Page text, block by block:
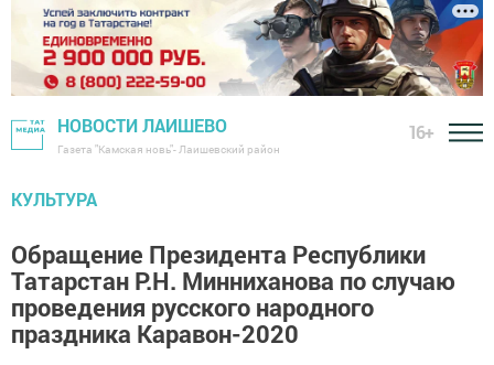
НОВОСТИ ЛАИШЕВО
Газета "Камская новь"- Лаишевский район
16+
КУЛЬТУРА
Обращение Президента Республики
Татарстан Р.Н. Минниханова по случаю
проведения русского народного
праздника Каравон-2020